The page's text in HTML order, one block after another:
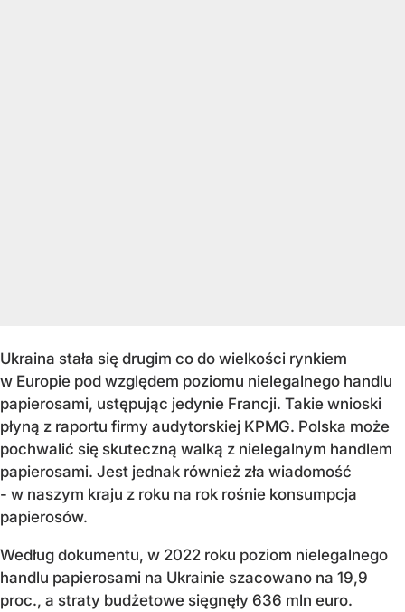
Ukraina stała się drugim co do wielkości rynkiem
w Europie pod względem poziomu nielegalnego handlu
papierosami, ustępując jedynie Francji. Takie wnioski
płyną z raportu firmy audytorskiej KPMG. Polska może
pochwalić się skuteczną walką z nielegalnym handlem
papierosami. Jest jednak również zła wiadomość
- w naszym kraju z roku na rok rośnie konsumpcja
papierosów.
Według dokumentu, w 2022 roku poziom nielegalnego
handlu papierosami na Ukrainie szacowano na 19,9
proc., a straty budżetowe sięgnęły 636 mln euro.